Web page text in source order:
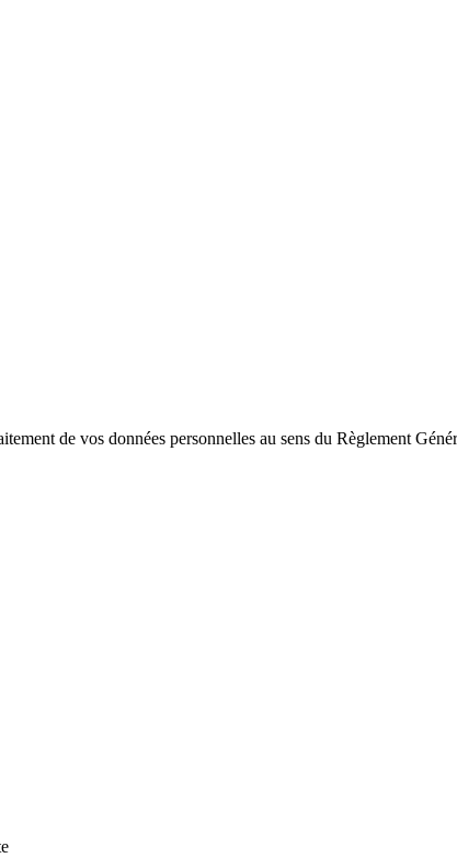
de vos données personnelles au sens du Règlement